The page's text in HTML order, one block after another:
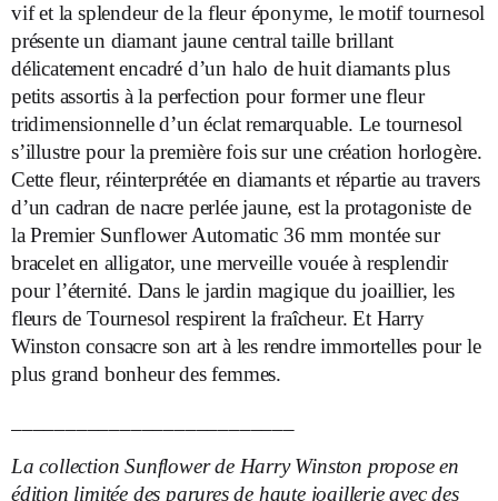
vif et la splendeur de la fleur éponyme, le motif tournesol
présente un diamant jaune central taille brillant
délicatement encadré d’un halo de huit diamants plus
petits assortis à la perfection pour former une fleur
tridimensionnelle d’un éclat remarquable. Le tournesol
s’illustre pour la première fois sur une création horlogère.
Cette fleur, réinterprétée en diamants et répartie au travers
d’un cadran de nacre perlée jaune, est la protagoniste de
la Premier Sunflower Automatic 36 mm montée sur
bracelet en alligator, une merveille vouée à resplendir
pour l’éternité. Dans le jardin magique du joaillier, les
fleurs de Tournesol respirent la fraîcheur. Et Harry
Winston consacre son art à les rendre immortelles pour le
plus grand bonheur des femmes.
La collection Sunflower de Harry Winston propose en
édition limitée des parures de haute joaillerie avec des